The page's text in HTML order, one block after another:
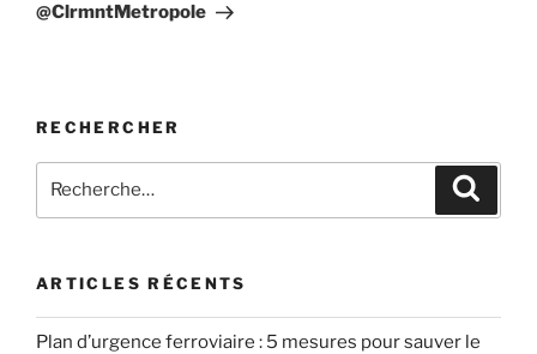
@ClrmntMetropole
RECHERCHER
pour
ARTICLES RÉCENTS
Plan d’urgence ferroviaire : 5 mesures pour sauver le